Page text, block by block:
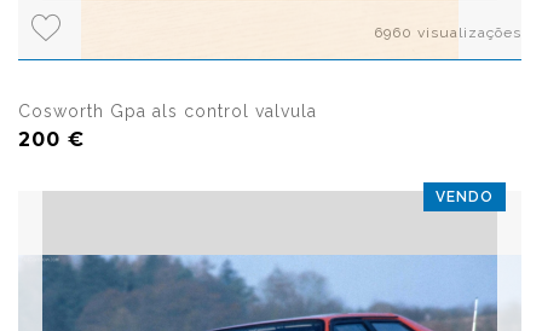
6960 visualizações
Cosworth Gpa als control valvula
200 €
VENDO